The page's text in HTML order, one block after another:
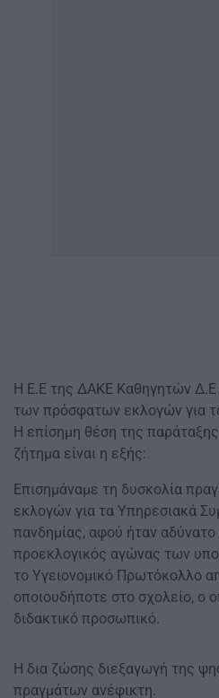
Η Ε.Ε της ΔΑΚΕ Καθηγητών Δ.Ε
των πρόσφατων εκλογών για
Η επίσημη θέση της
ζήτημα είναι η εξής:
Επισημάναμε τη δυσκολία
εκλογών για τα Υπηρεσιακά
πανδημίας, αφού ήταν αδύνατο
προεκλογικός αγώνας των
το Υγειονομικό Πρωτόκολλο
οποιουδήποτε στο σχολείο, ο
διδακτικό προσωπικό.
Η δια ζώσης διεξαγωγή της
πραγμάτων ανέφικτη.